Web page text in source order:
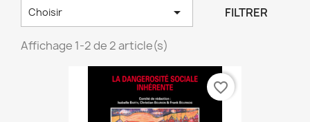
Choisir  FILTRER
Affichage 1-2 de 2 article(s)
favorite_border